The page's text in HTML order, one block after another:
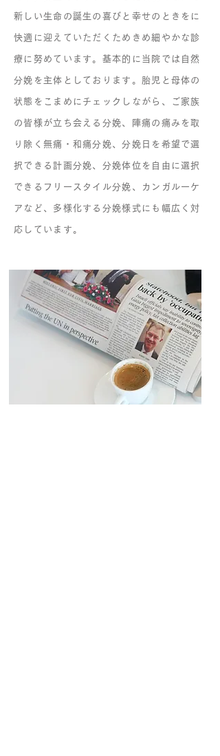
新しい生命の誕生の喜びと幸せのときをに
快適に迎えていただくためきめ細やかな診
療に努めています。基本的に当院では自然
分娩を主体としております。胎児と母体の
状態をこまめにチェックしながら、ご家族
の皆様が立ち会える分娩、陣痛の痛みを取
り除く無痛・和痛分娩、分娩日を希望で選
択できる計画分娩、分娩体位を自由に選択
できるフリースタイル分娩、カンガルーケ
アなど、多様化する分娩様式にも幅広く対
応しています。